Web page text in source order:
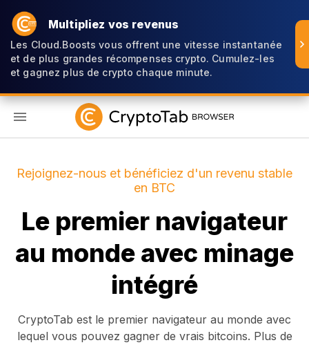
Multipliez vos revenus
Les Cloud.Boosts vous offrent une vitesse instantanée
et de plus grandes récompenses crypto. Cumulez-les
et gagnez plus de crypto chaque minute.
Rejoignez-nous et bénéficiez d'un revenu stable
en BTC
Le premier navigateur
au monde avec minage
intégré
CryptoTab est le premier navigateur au monde avec
lequel vous pouvez gagner de vrais bitcoins. Plus de